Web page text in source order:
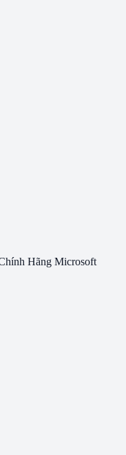
Hãng Microsoft